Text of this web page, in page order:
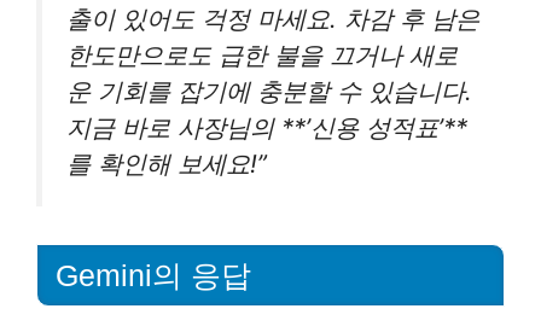
출이 있어도 걱정 마세요. 차감 후 남은
한도만으로도 급한 불을 끄거나 새로
운 기회를 잡기에 충분할 수 있습니다.
지금 바로 사장님의 **’신용 성적표’**
를 확인해 보세요!”
Gemini의 응답